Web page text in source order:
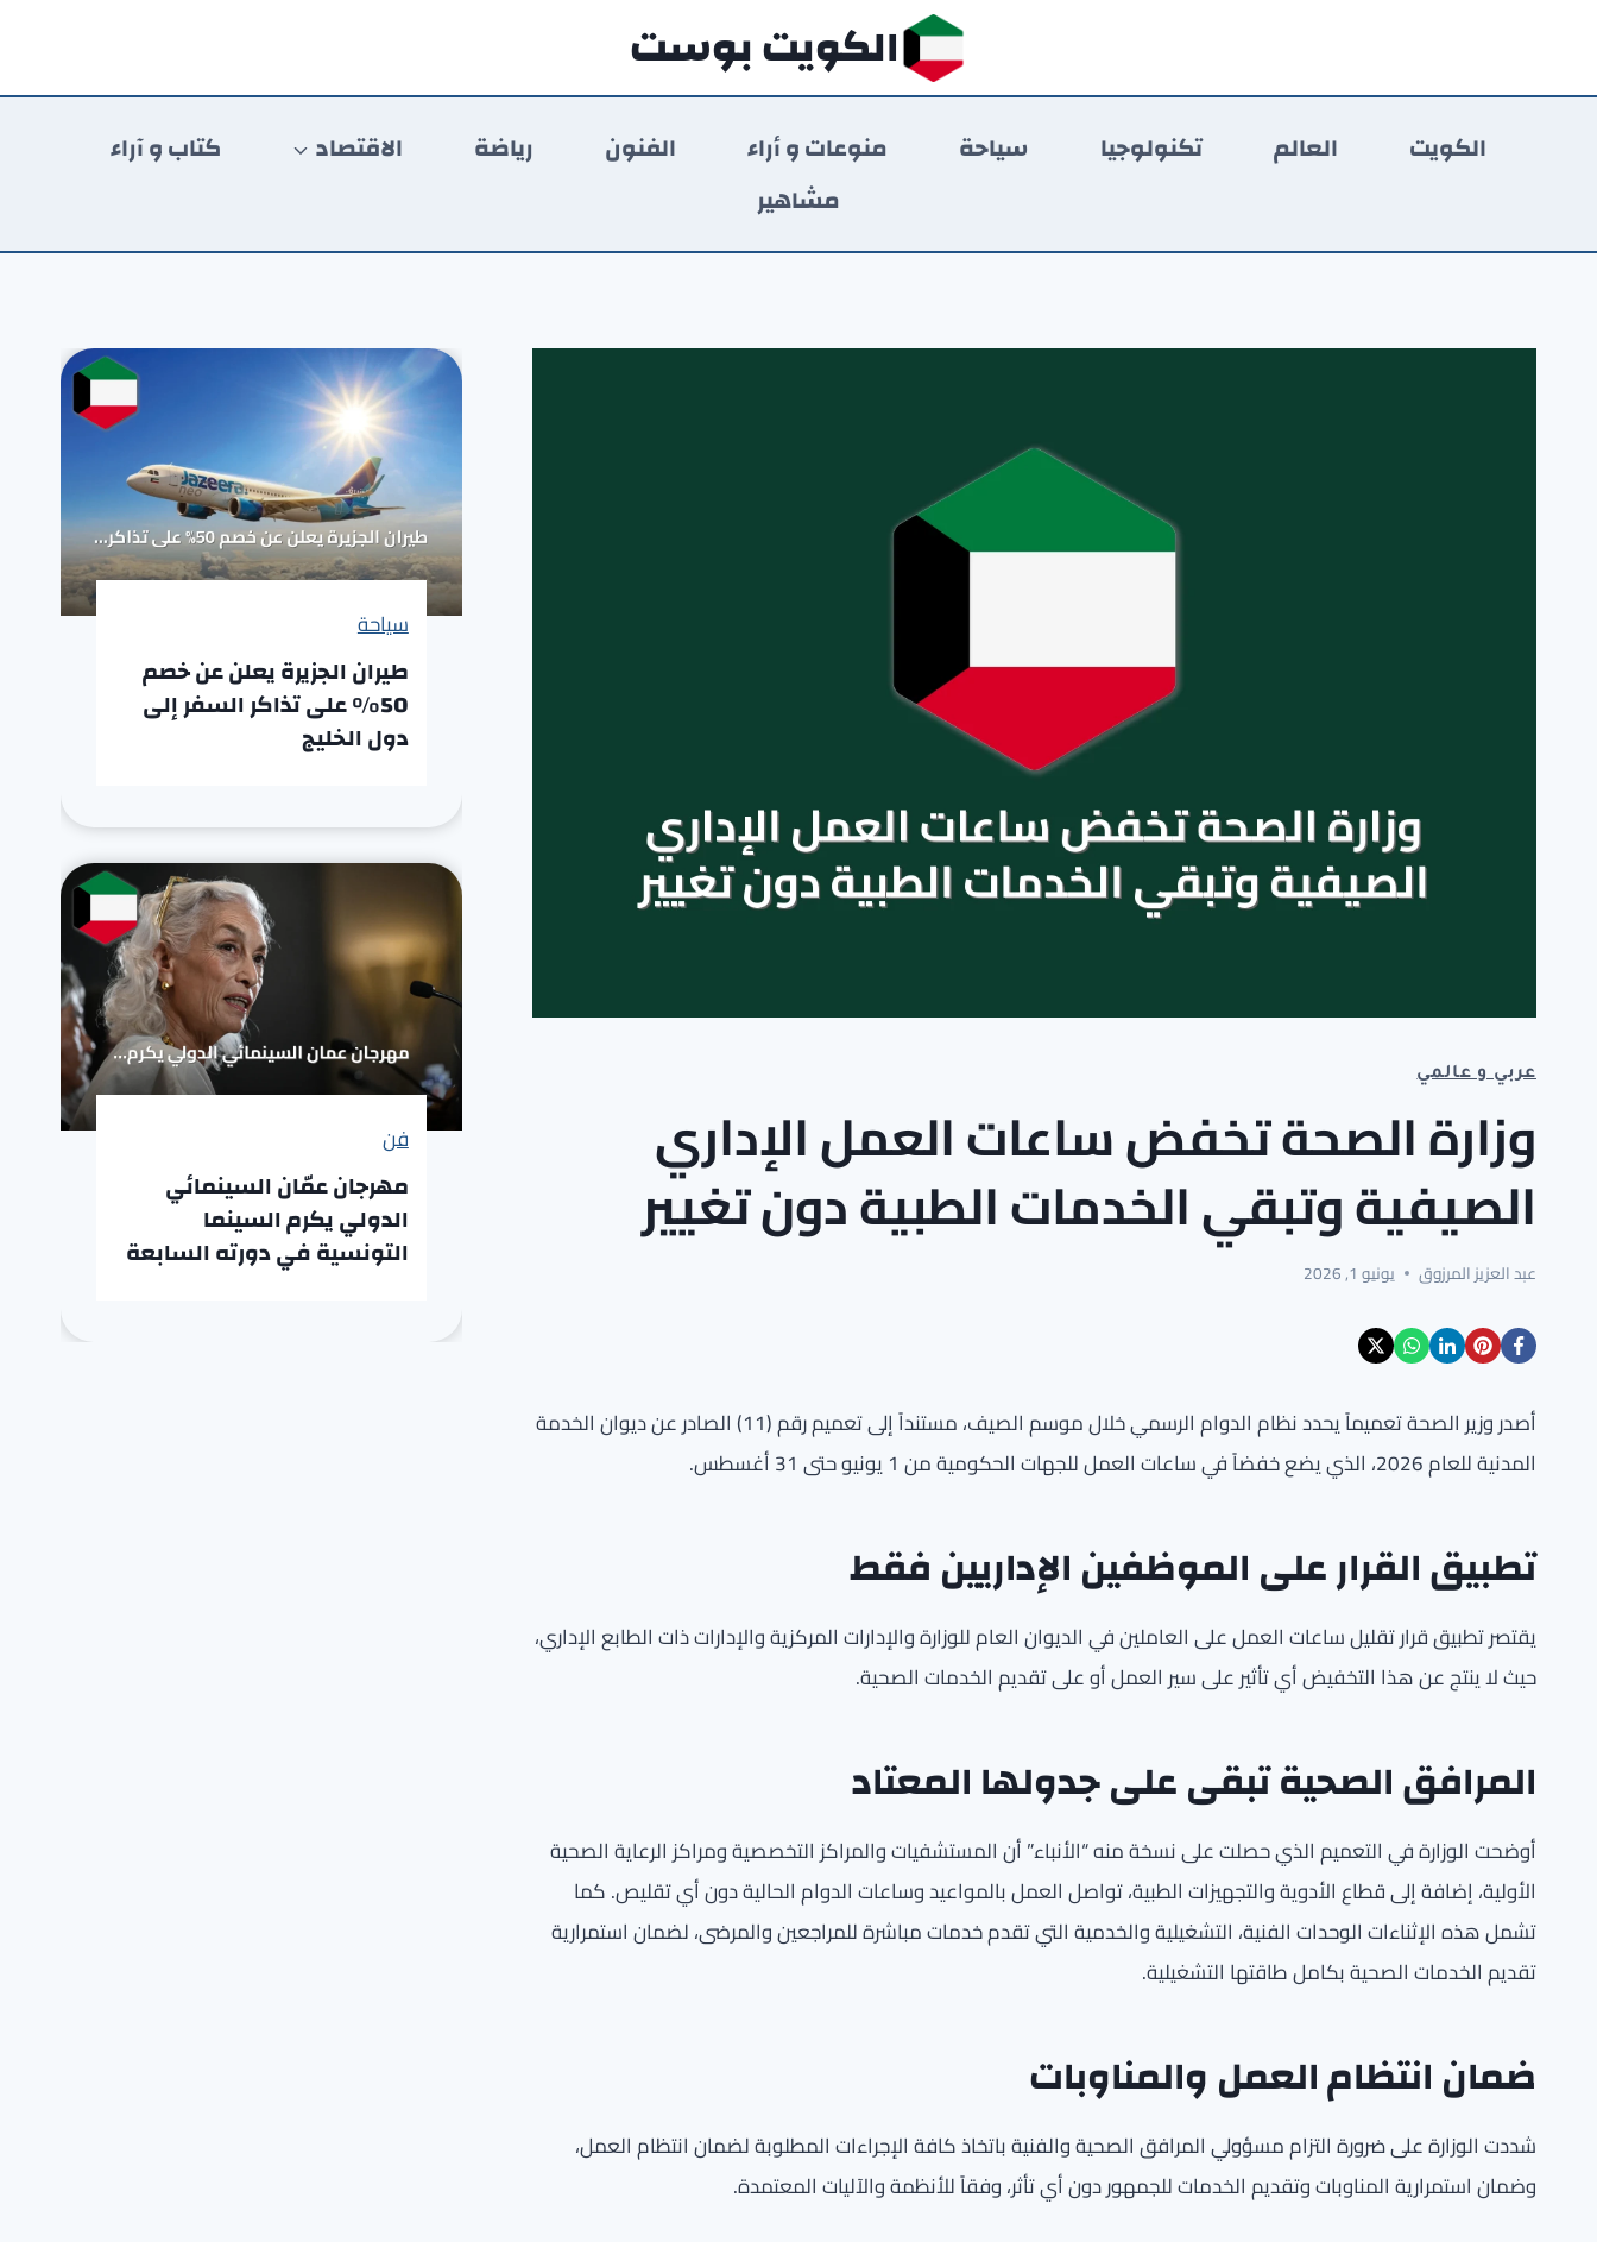
المحتوى
الكويت بوست
الكويت العالم تكنولوجيا سياحة منوعات و أراء الفنون رياضة الاقتصاد
كتاب و آراء
مشاهير
عربي و عالمي
وزارة الصحة تخفض ساعات العمل الإداري
الصيفية وتبقي الخدمات الطبية دون تغيير
عبد العزيز المرزوق يونيو 1, 2026
أصدر وزير الصحة تعميماً يحدد نظام الدوام الرسمي خلال موسم الصيف، مستنداً إلى تعميم رقم (11) الصادر عن ديوان الخدمة
المدنية للعام 2026، الذي يضع خفضاً في ساعات العمل للجهات الحكومية من 1 يونيو حتى 31 أغسطس.
تطبيق القرار على الموظفين الإداريين فقط
يقتصر تطبيق قرار تقليل ساعات العمل على العاملين في الديوان العام للوزارة والإدارات المركزية والإدارات ذات الطابع الإداري،
حيث لا ينتج عن هذا التخفيض أي تأثير على سير العمل أو على تقديم الخدمات الصحية.
المرافق الصحية تبقى على جدولها المعتاد
أوضحت الوزارة في التعميم الذي حصلت على نسخة منه “الأنباء” أن المستشفيات والمراكز التخصصية ومراكز الرعاية الصحية
الأولية، إضافة إلى قطاع الأدوية والتجهيزات الطبية، تواصل العمل بالمواعيد وساعات الدوام الحالية دون أي تقليص. كما
تشمل هذه الإثناءات الوحدات الفنية، التشغيلية والخدمية التي تقدم خدمات مباشرة للمراجعين والمرضى، لضمان استمرارية
تقديم الخدمات الصحية بكامل طاقتها التشغيلية.
ضمان انتظام العمل والمناوبات
شددت الوزارة على ضرورة التزام مسؤولي المرافق الصحية والفنية باتخاذ كافة الإجراءات المطلوبة لضمان انتظام العمل،
وضمان استمرارية المناوبات وتقديم الخدمات للجمهور دون أي تأثر، وفقاً للأنظمة والآليات المعتمدة.
سياحة
طيران الجزيرة يعلن عن خصم
50% على تذاكر السفر إلى
دول الخليج
فن
مهرجان عمّان السينمائي
الدولي يكرم السينما
التونسية في دورته السابعة